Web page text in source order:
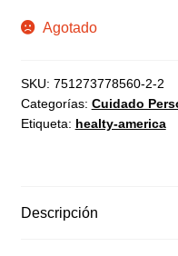
Agotado
SKU: 751273778560-2-2
Categorías: Cuidado
Etiqueta: healty-america
Descripción